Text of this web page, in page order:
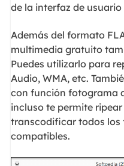
de la interfaz de
Además del formato
multimedia gratuito
Puedes utilizarlo para
Audio, WMA, etc.
con función fotograma
incluso te permite
transcodificar todos los
compatibles.